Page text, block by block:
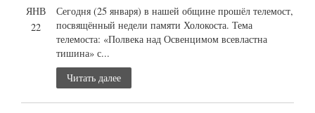
ЯНВ
22
Сегодня (25 января) в нашей общине прошёл телемост,
посвящённый недели памяти Холокоста. Тема
телемоста: «Полвека над Освенцимом всевластна
тишина» с...
Читать далее